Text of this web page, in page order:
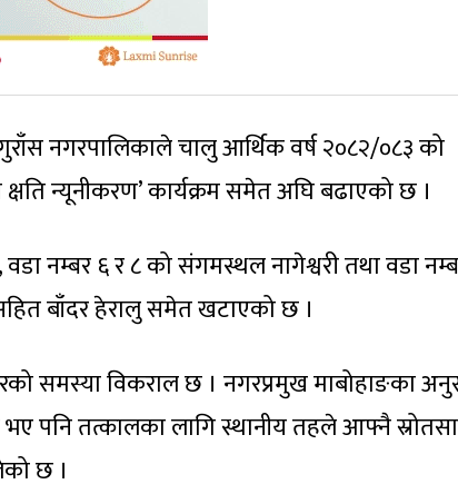
नगरपालिकाले चालु आर्थिक वर्ष २०८२/०८३ को
न्यूनीकरण’ कार्यक्रम समेत अघि बढाएको छ ।
नम्बर ६ र ८ को संगमस्थल नागेश्वरी तथा वडा
बाँदर हेरालु समेत खटाएको छ ।
समस्या विकराल छ । नगरप्रमुख माबोहाङका
भए पनि तत्कालका लागि स्थानीय तहले आफ्नै
छ ।